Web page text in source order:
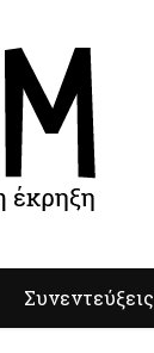
Συνεντεύξεις